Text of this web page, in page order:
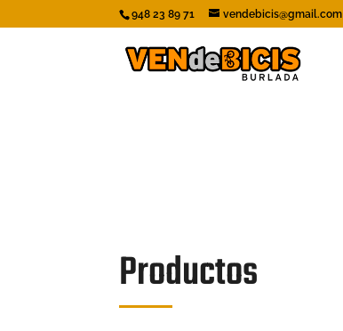
948 23 89 71 vendebicis@gmail.com
Productos